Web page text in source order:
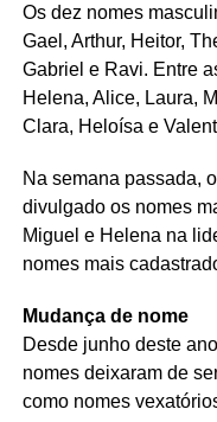
Os dez nomes
Gael, Arthur, Heitor,
Gabriel e Ravi. Entre
Helena, Alice, Laura,
Clara, Heloísa e
Na semana passada,
divulgado os nomes
Miguel e Helena na
nomes mais
Mudança de nome
Desde junho deste
nomes deixaram de
como nomes